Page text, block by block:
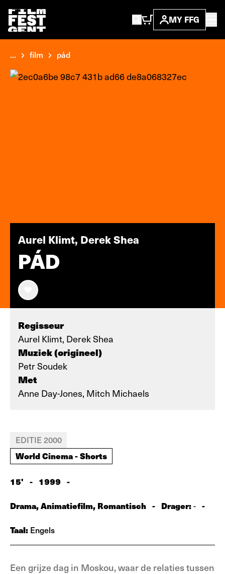
MY FFG
... film pád
Aurel Klimt, Derek Shea
PÁD
Regisseur
Aurel Klimt, Derek Shea
Muziek (origineel)
Petr Soudek
Met
Anne Day-Jones, Mitch Michaels
EDITIE 2000
World Cinema - Shorts
15' - 1999 -
Drama, Animatiefilm, Romantisch - Drager:- -
Taal: Engels
Een grijze dag in Moskou, waar de relaties tussen